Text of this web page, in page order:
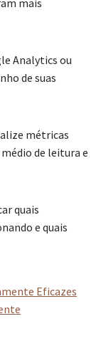
mais
Analytics ou
de suas
métricas
de leitura e
quais
e quais
Eficazes